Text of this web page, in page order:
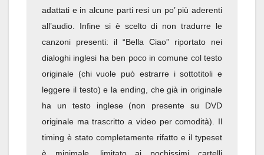
adattati e in alcune parti resi un po’ più aderenti
all’audio. Infine si è scelto di non tradurre le
canzoni presenti: il “Bella Ciao” riportato nei
dialoghi inglesi ha ben poco in comune col testo
originale (chi vuole può estrarre i sottotitoli e
leggere il testo) e la ending, che già in originale
ha un testo inglese (non presente su DVD
originale ma trascritto a video per comodità). Il
timing è stato completamente rifatto e il typeset